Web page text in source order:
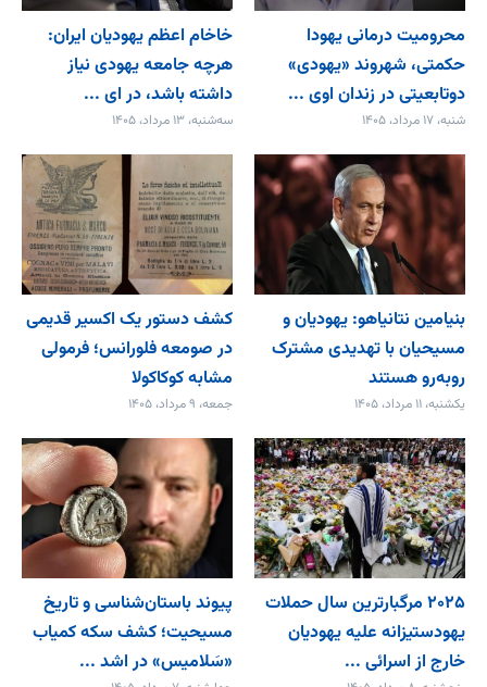
محرومیت درمانی یهودا
حکمتی، شهروند «یهودی»
دوتابعیتی در زندان اوی ...
شنبه، ۱۷ مرداد، ۱۴۰۵
خاخام اعظم یهودیان ایران:
هرچه جامعه یهودی نیاز
داشته باشد، در ای ...
سه‌شنبه، ۱۳ مرداد، ۱۴۰۵
بنیامین نتانیاهو: یهودیان و
مسیحیان با تهدیدی مشترک
روبه‌رو هستند
یکشنبه، ۱۱ مرداد، ۱۴۰۵
کشف دستور یک اکسیر قدیمی
در صومعه فلورانس؛ فرمولی
مشابه کوکاکولا
جمعه، ۹ مرداد، ۱۴۰۵
۲۰۲۵ مرگبارترین سال حملات
یهودستیزانه علیه یهودیان
خارج از اسرائی ...
پیوند باستان‌شناسی و تاریخ
مسیحیت؛ کشف سکه کمیاب
«سَلامیس» در اشد ...